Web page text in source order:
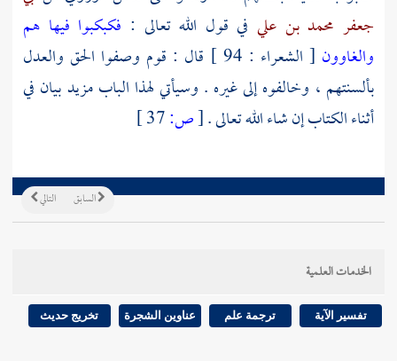
جعفر محمد بن علي في قول الله تعالى : فكبكبوا فيها هم
والغاوون
[ الشعراء : 94 ] قال : قوم وصفوا الحق والعدل
بألسنتهم ، وخالفوه إلى غيره . وسيأتي لهذا الباب مزيد بيان في
أثناء الكتاب إن شاء الله تعالى .[ص:
التالي السابق
الخدمات العلمية
تفسير الآية ترجمة علم عناوين الشجرة تخريج حديث